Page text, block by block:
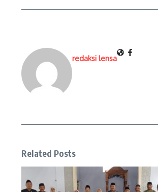
redaksi lensa
Related Posts